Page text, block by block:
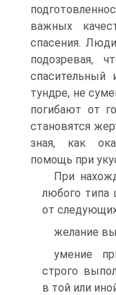
важных
спасения.
подозревая,
спасительный
тундре, не
погибают от
становятся
зная, как
помощь при
При
любого типа
от
желание
умение
строго
в той или